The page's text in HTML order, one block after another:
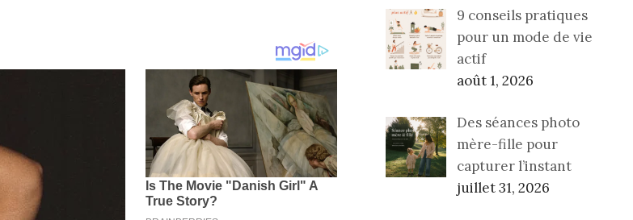
9 conseils pratiques
pour un mode de vie
actif
août 1, 2026
Des séances photo
mère-fille pour
capturer l’instant
juillet 31, 2026